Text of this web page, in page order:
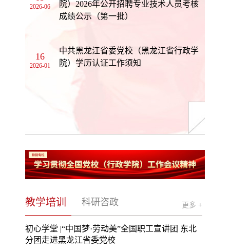
2026-06
院）2026年公开招聘专业技术人员考核
成绩公示（第一批）
16
2026-01
中共黑龙江省委党校（黑龙江省行政学
院）学历认证工作须知
教学培训 科研咨政 更多 +
初心学堂 |“中国梦·劳动美”全国职工宣讲团 东北
分团走进黑龙江省委党校